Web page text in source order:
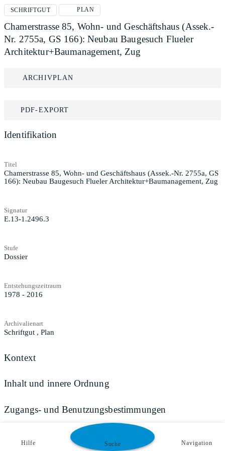
SCHRIFTGUT PLAN
Chamerstrasse 85, Wohn- und Geschäftshaus (Assek.-
Nr. 2755a, GS 166): Neubau Baugesuch Flueler
Architektur+Baumanagement, Zug
ARCHIVPLAN
PDF-EXPORT
Identifikation
Titel
Chamerstrasse 85, Wohn- und Geschäftshaus (Assek.-Nr. 2755a, GS
166): Neubau Baugesuch Flueler Architektur+Baumanagement, Zug
Signatur
E.13-1.2496.3
Stufe
Dossier
Entstehungszeitraum
1978 - 2016
Archivalienart
Schriftgut , Plan
Kontext
Inhalt und innere Ordnung
Zugangs- und Benutzungsbestimmungen
Hilfe Suche Navigation